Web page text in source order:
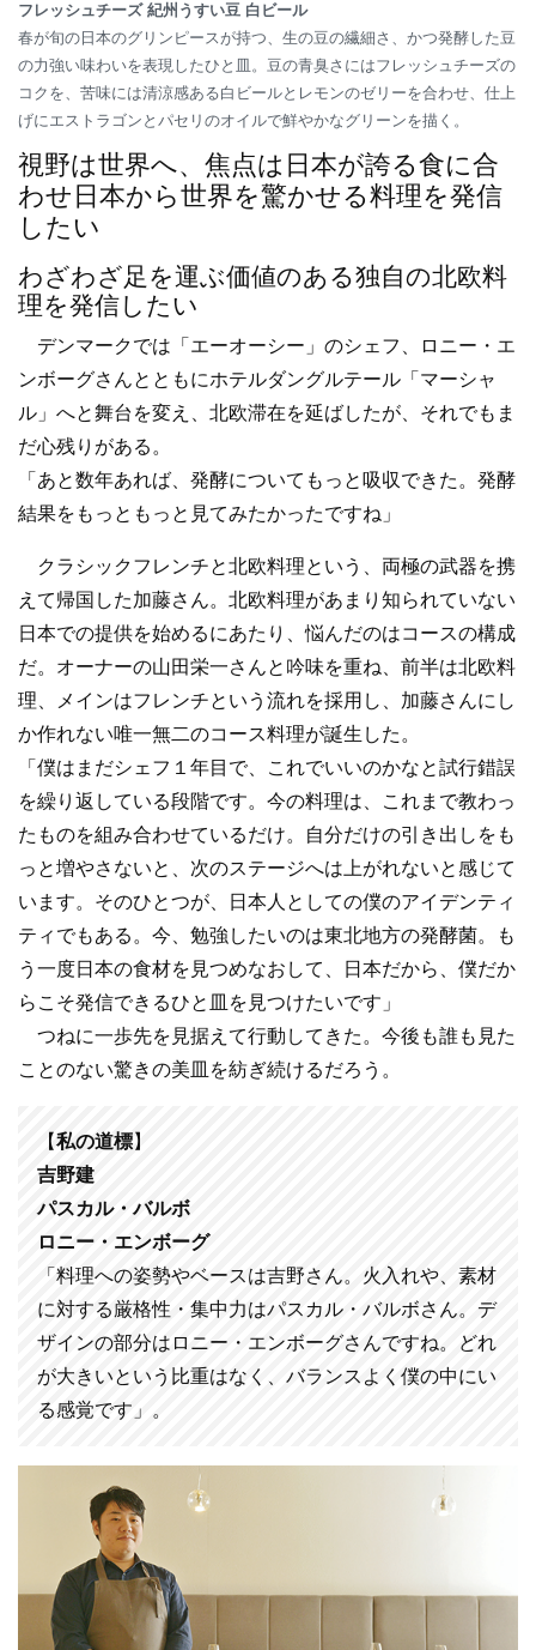
フレッシュチーズ 紀州うすい豆 白ビール
春が旬の日本のグリンピースが持つ、生の豆の繊細さ、かつ発酵した豆
の力強い味わいを表現したひと皿。豆の青臭さにはフレッシュチーズの
コクを、苦味には清涼感ある白ビールとレモンのゼリーを合わせ、仕上
げにエストラゴンとパセリのオイルで鮮やかなグリーンを描く。
視野は世界へ、焦点は日本が誇る食に合
わせ日本から世界を驚かせる料理を発信
したい
わざわざ足を運ぶ価値のある独自の北欧料
理を発信したい
デンマークでは「エーオーシー」のシェフ、ロニー・エ
ンボーグさんとともにホテルダングルテール「マーシャ
ル」へと舞台を変え、北欧滞在を延ばしたが、それでもま
だ心残りがある。
「あと数年あれば、発酵についてもっと吸収できた。発酵
結果をもっともっと見てみたかったですね」
クラシックフレンチと北欧料理という、両極の武器を携
えて帰国した加藤さん。北欧料理があまり知られていない
日本での提供を始めるにあたり、悩んだのはコースの構成
だ。オーナーの山田栄一さんと吟味を重ね、前半は北欧料
理、メインはフレンチという流れを採用し、加藤さんにし
か作れない唯一無二のコース料理が誕生した。
「僕はまだシェフ１年目で、これでいいのかなと試行錯誤
を繰り返している段階です。今の料理は、これまで教わっ
たものを組み合わせているだけ。自分だけの引き出しをも
っと増やさないと、次のステージへは上がれないと感じて
います。そのひとつが、日本人としての僕のアイデンティ
ティでもある。今、勉強したいのは東北地方の発酵菌。も
う一度日本の食材を見つめなおして、日本だから、僕だか
らこそ発信できるひと皿を見つけたいです」
つねに一歩先を見据えて行動してきた。今後も誰も見た
ことのない驚きの美皿を紡ぎ続けるだろう。
【私の道標】
吉野建
パスカル・バルボ
ロニー・エンボーグ
「料理への姿勢やベースは吉野さん。火入れや、素材
に対する厳格性・集中力はパスカル・バルボさん。デ
ザインの部分はロニー・エンボーグさんですね。どれ
が大きいという比重はなく、バランスよく僕の中にい
る感覚です」。